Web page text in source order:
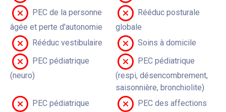
PEC de la personne
âgée et perte d'autonomie
Rééduc posturale
globale
Rééduc vestibulaire
Soins à domicile
PEC pédiatrique
(neuro)
PEC pédiatrique
(respi, désencombrement,
saisonnière, bronchiolite)
PEC pédiatrique
PEC des affections